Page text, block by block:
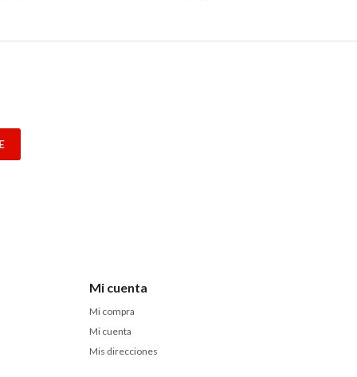
Mi cuenta
Mi compra
Mi cuenta
Mis direcciones